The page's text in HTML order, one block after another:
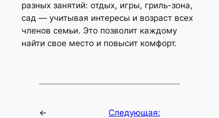
разных занятий: отдых, игры, гриль-зона,
сад — учитывая интересы и возраст всех
членов семьи. Это позволит каждому
найти свое место и повысит комфорт.
←
Следующая: